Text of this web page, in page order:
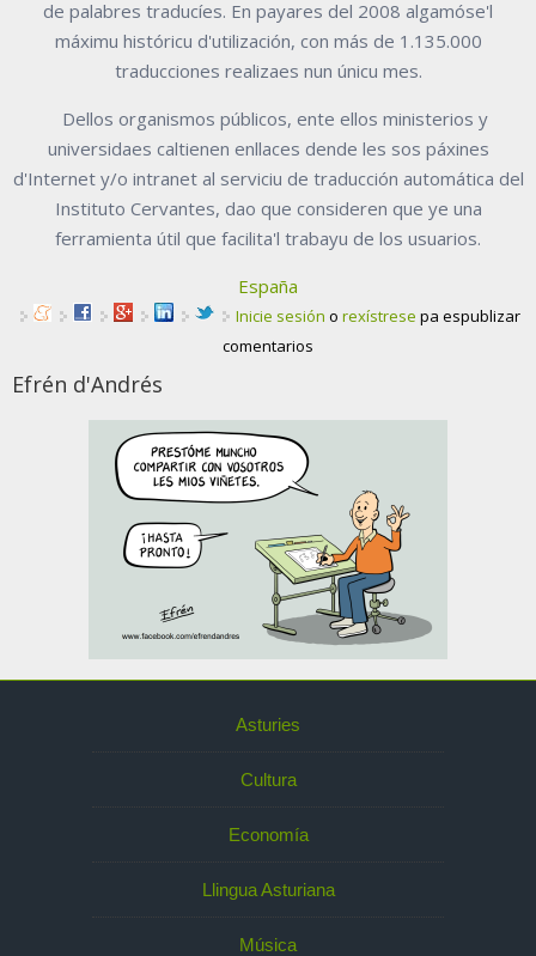
de palabres traducíes. En payares del 2008 algamóse'l
máximu históricu d'utilización, con más de 1.135.000
traducciones realizaes nun únicu mes.
Dellos organismos públicos, ente ellos ministerios y
universidaes caltienen enllaces dende les sos páxines
d'Internet y/o intranet al serviciu de traducción automática del
Instituto Cervantes, dao que consideren que ye una
ferramienta útil que facilita'l trabayu de los usuarios.
España
Inicie sesión o rexístrese pa espublizar
comentarios
Efrén d'Andrés
Asturies
Cultura
Economía
Llingua Asturiana
Música